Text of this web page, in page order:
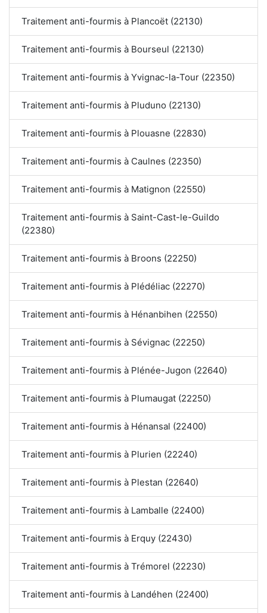
Traitement anti-fourmis à Plancoët (22130)
Traitement anti-fourmis à Bourseul (22130)
Traitement anti-fourmis à Yvignac-la-Tour (22350)
Traitement anti-fourmis à Pluduno (22130)
Traitement anti-fourmis à Plouasne (22830)
Traitement anti-fourmis à Caulnes (22350)
Traitement anti-fourmis à Matignon (22550)
Traitement anti-fourmis à Saint-Cast-le-Guildo
(22380)
Traitement anti-fourmis à Broons (22250)
Traitement anti-fourmis à Plédéliac (22270)
Traitement anti-fourmis à Hénanbihen (22550)
Traitement anti-fourmis à Sévignac (22250)
Traitement anti-fourmis à Plénée-Jugon (22640)
Traitement anti-fourmis à Plumaugat (22250)
Traitement anti-fourmis à Hénansal (22400)
Traitement anti-fourmis à Plurien (22240)
Traitement anti-fourmis à Plestan (22640)
Traitement anti-fourmis à Lamballe (22400)
Traitement anti-fourmis à Erquy (22430)
Traitement anti-fourmis à Trémorel (22230)
Traitement anti-fourmis à Landéhen (22400)